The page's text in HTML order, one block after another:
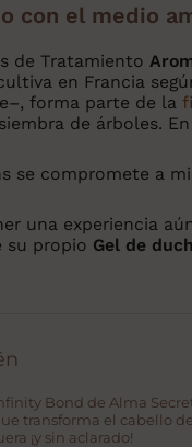
con el medio
de Tratamiento
en Francia
forma parte de la
de árboles.
se compromete a
una experiencia
su propio Gel de
Bond de Alma
transforma el cabello
¡y sin aclarado!